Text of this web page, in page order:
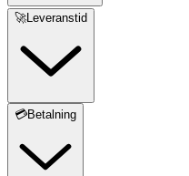
🚀Leveranstid
💳Betalning